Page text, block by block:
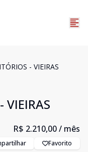
- VIEIRAS
VIEIRAS
R$ 2.210,00/ mês
Favorito